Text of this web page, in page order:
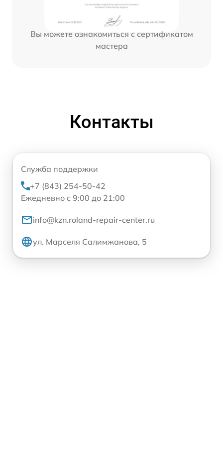
Вы можете ознакомиться с сертификатом
мастера
Контакты
Служба поддержки
+7 (843) 254-50-42
Ежедневно с 9:00 до 21:00
info@kzn.roland-repair-center.ru
ул. Марселя Салимжанова, 5